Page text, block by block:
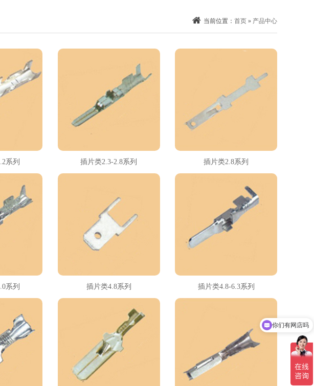
当前位置： 首页 » 产品中心
系列 插片类2.3-2.8系列 插片类2.8系列
系列 插片类4.8系列 插片类4.8-6.3系列
你们有网店吗